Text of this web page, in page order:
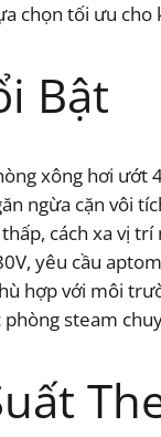
chọn tối ưu
Bật
xông hơi ướt
ngừa cặn vôi
cách xa vị
yêu cầu
hợp với môi
steam